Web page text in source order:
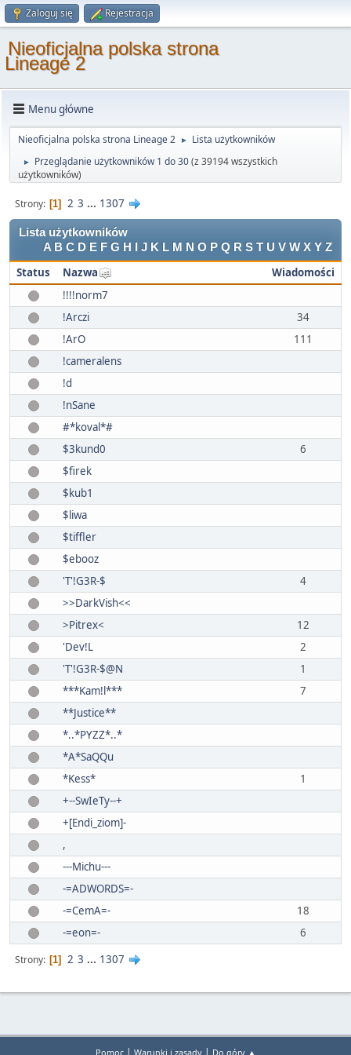
Zaloguj się Rejestracja
Nieoficjalna polska strona
Lineage 2
Menu główne
Nieoficjalna polska strona Lineage 2 ► Lista użytkowników
► Przeglądanie użytkowników 1 do 30(z 39194 wszystkich
użytkowników)
Strony 1 2 3 ... 1307
Lista użytkowników
A B C D E F G H J K L M N O P Q R S T U V W X Y Z
Status Nazwa
Wiadomości
!!!!norm7
!Arczi
34
!ArO
111
!cameralens
!d
!nSane
#*koval*#
$3kund0
6
$firek
$kub1
$liwa
$tiffler
$ebooz
'T'!G3R-$
4
>>DarkVish<<
>Pitrex<
12
'Dev!L
2
'T'!G3R-$@N
1
***Kam!l***
7
**Justice**
*..*PYZZ*..*
*A*SaQQu
*Kess*
1
+--SwIeTy--+
+[Endi_ziom]-
,
---Michu---
-=ADWORDS=-
-=CemA=-
18
-=eon=-
6
Strony 1 2 3 ... 1307
Pomoc Warunki i zasady Do góry ▲